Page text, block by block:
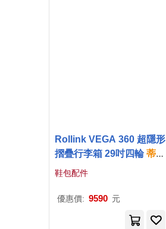
Rollink VEGA 360 超隱形
摺疊行李箱 29吋四輪蒂芙
尼
鞋包配件
優惠價: 9590 元